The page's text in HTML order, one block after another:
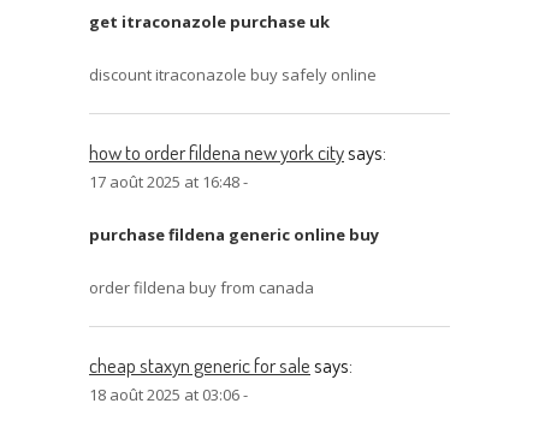
get itraconazole purchase uk
discount itraconazole buy safely online
how to order fildena new york citysays:
17 août 2025 at 16:48 -
purchase fildena generic online buy
order fildena buy from canada
cheap staxyn generic for salesays:
18 août 2025 at 03:06 -